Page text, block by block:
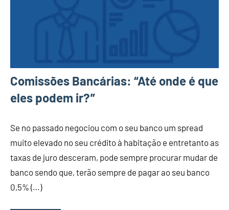
Comissões Bancárias: “Até onde é que
eles podem ir?”
Se no passado negociou com o seu banco um spread
muito elevado no seu crédito à habitação e entretanto as
taxas de juro desceram, pode sempre procurar mudar de
banco sendo que, terão sempre de pagar ao seu banco
0,5% (…)